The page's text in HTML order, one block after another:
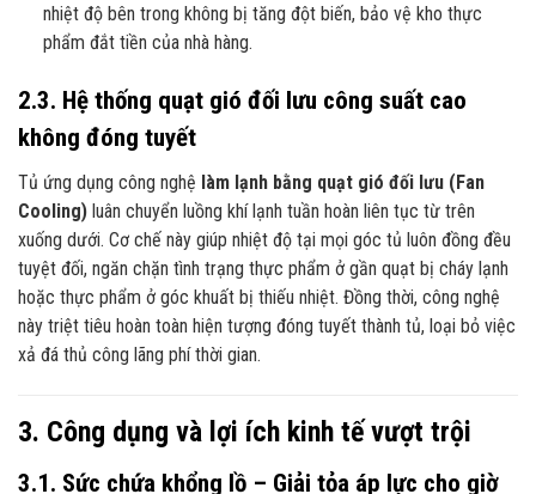
nhiệt độ bên trong không bị tăng đột biến, bảo vệ kho thực
phẩm đắt tiền của nhà hàng.
2.3. Hệ thống quạt gió đối lưu công suất cao
không đóng tuyết
Tủ ứng dụng công nghệ làm lạnh bằng quạt gió đối lưu (Fan
Cooling) luân chuyển luồng khí lạnh tuần hoàn liên tục từ trên
xuống dưới. Cơ chế này giúp nhiệt độ tại mọi góc tủ luôn đồng đều
tuyệt đối, ngăn chặn tình trạng thực phẩm ở gần quạt bị cháy lạnh
hoặc thực phẩm ở góc khuất bị thiếu nhiệt. Đồng thời, công nghệ
này triệt tiêu hoàn toàn hiện tượng đóng tuyết thành tủ, loại bỏ việc
xả đá thủ công lãng phí thời gian.
3. Công dụng và lợi ích kinh tế vượt trội
3.1. Sức chứa khổng lồ – Giải tỏa áp lực cho giờ